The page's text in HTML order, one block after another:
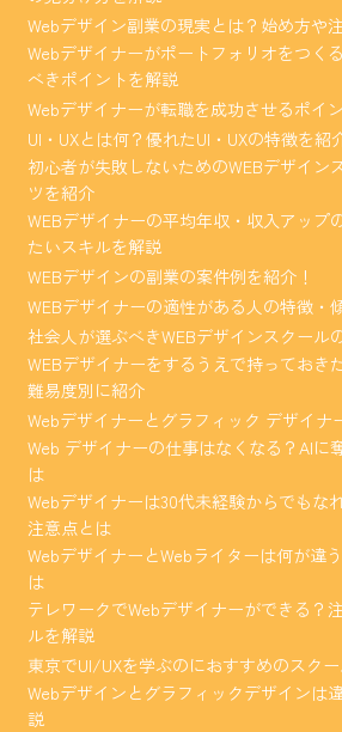
Webデザイン副業の現実とは？始め方や
Webデザイナーがポートフォリオをつく
べきポイントを解説
Webデザイナーが転職を成功させるポイ
UI・UXとは何？優れたUI・UXの特徴を紹
初心者が失敗しないためのWEBデザイン
ツを紹介
WEBデザイナーの平均年収・収入アップ
たいスキルを解説
WEBデザインの副業の案件例を紹介！
WEBデザイナーの適性がある人の特徴・
社会人が選ぶべきWEBデザインスクール
WEBデザイナーをするうえで持っておき
難易度別に紹介
Webデザイナーとグラフィック デザイナ
Web デザイナーの仕事はなくなる？AIに
は
Webデザイナーは30代未経験からでもな
注意点とは
WebデザイナーとWebライターは何が違
は
テレワークでWebデザイナーができる？
ルを解説
東京でUI/UXを学ぶのにおすすめのスクー
Webデザインとグラフィックデザインは
説